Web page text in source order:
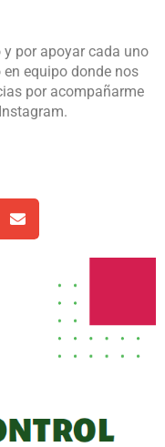
y por apoyar cada uno
equipo donde nos
por acompañarme